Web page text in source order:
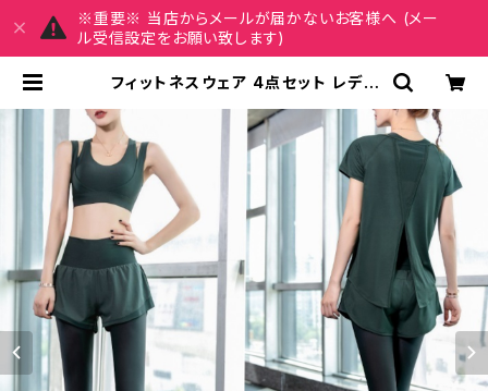
※重要※ 当店からメールが届かないお客様へ (メー
ル受信設定をお願い致します)
フィットネスウェア 4点セット レディ
ブラ ジムウェア ダンスウェア 短パン
ショートパンツ パンツ ダンス ショー
パン レギンス トップス ヨガブラ ブラ
トップ スポーツ ブラ 見せブラ スポブ
ラ インナー ヨガウェア フィットネス
ランニングパンツ ジム ダンスパンツ
ヨガパンツ パープルグレー ピンク グ
リーン ブラック トレーニングウェア
スポーツウェア ランニングウェア カ
ジュアル S M L XL 2XL 20代 30代
40代 50代 C-F0015 | MY CHAR
M マイチャーム ワンピース スカート
レディースファッション 通販